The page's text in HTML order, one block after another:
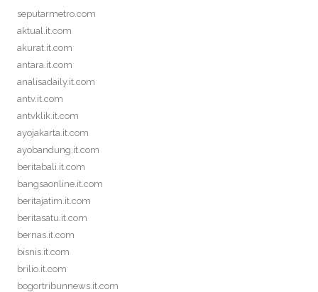
seputarmetro.com
aktual.it.com
akurat.it.com
antara.it.com
analisadaily.it.com
antv.it.com
antvklik.it.com
ayojakarta.it.com
ayobandung.it.com
beritabali.it.com
bangsaonline.it.com
beritajatim.it.com
beritasatu.it.com
bernas.it.com
bisnis.it.com
brilio.it.com
bogortribunnews.it.com